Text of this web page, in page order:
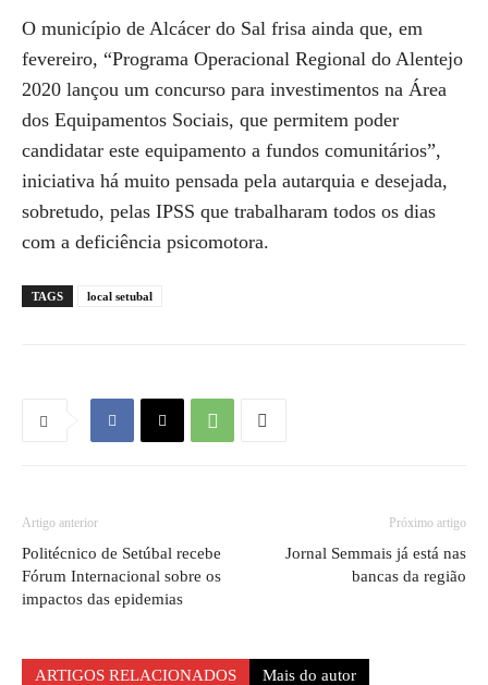
O município de Alcácer do Sal frisa ainda que, em
fevereiro, “Programa Operacional Regional do Alentejo
2020 lançou um concurso para investimentos na Área
dos Equipamentos Sociais, que permitem poder
candidatar este equipamento a fundos comunitários”,
iniciativa há muito pensada pela autarquia e desejada,
sobretudo, pelas IPSS que trabalharam todos os dias
com a deficiência psicomotora.
TAGS local setubal
Artigo anterior
Politécnico de Setúbal recebe
Fórum Internacional sobre os
impactos das epidemias
Próximo artigo
Jornal Semmais já está nas
bancas da região
ARTIGOS RELACIONADOS Mais do autor